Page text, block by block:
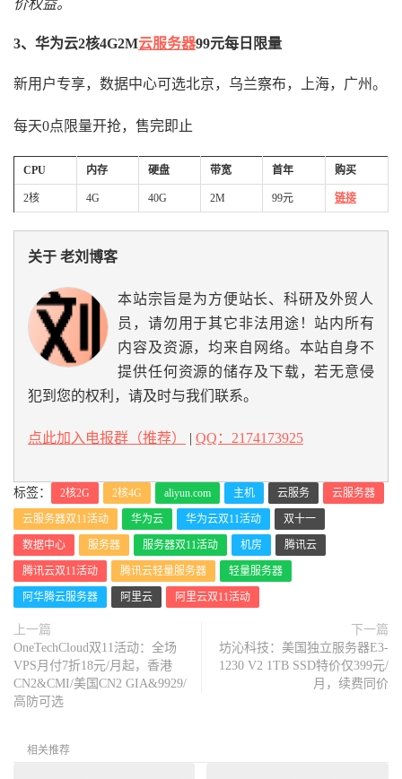
价权益。
3、华为云2核4G2M云服务器99元每日限量
新用户专享，数据中心可选北京，乌兰察布，上海，广州。
每天0点限量开抢，售完即止
CPU 内存 硬盘 带宽 首年 购买
2核 4G 40G 2M 99元 链接
关于 老刘博客
本站宗旨是为方便站长、科研及外贸人
员，请勿用于其它非法用途！站内所有
内容及资源，均来自网络。本站自身不
提供任何资源的储存及下载，若无意侵
犯到您的权利，请及时与我们联系。
点此加入电报群（推荐） | QQ：2174173925
标签： 2核2G 2核4G aliyun.com 主机 云服务 云服务器
云服务器双11活动 华为云 华为云双11活动 双十一
数据中心 服务器 服务器双11活动 机房 腾讯云
腾讯云双11活动 腾讯云轻量服务器 轻量服务器
阿华腾云服务器 阿里云 阿里云双11活动
上一篇
OneTechCloud双11活动：全场
VPS月付7折18元/月起，香港
CN2&CMI/美国CN2 GIA&9929/
高防可选
下一篇
坊沁科技：美国独立服务器E3-
1230 V2 1TB SSD特价仅399元/
月，续费同价
相关推荐